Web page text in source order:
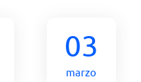
03
marzo